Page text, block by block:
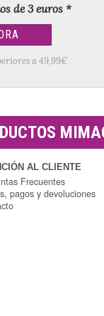
de 3 euros *
a 49,99€
AL CLIENTE
Frecuentes
pagos y devoluciones